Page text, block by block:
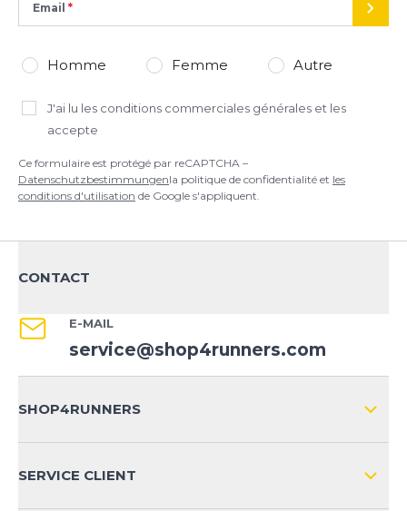
Email
Homme Femme Autre
J'ai lu les conditions commerciales générales et les
accepte
Ce formulaire est protégé par reCAPTCHA –
Datenschutzbestimmungenla politique de confidentialité et les
conditions d'utilisation de Google s'appliquent.
CONTACT
E-MAIL
service@shop4runners.com
SHOP4RUNNERS
SERVICE CLIENT